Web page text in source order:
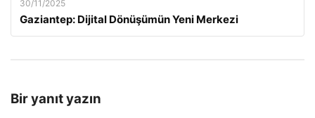
30/11/2025
Gaziantep: Dijital Dönüşümün Yeni Merkezi
Bir yanıt yazın